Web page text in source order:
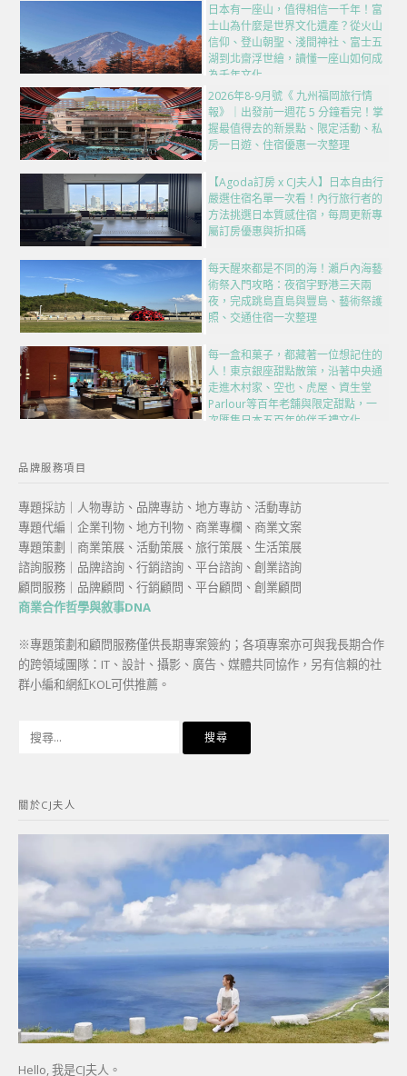
日本有一座山，值得相信一千年！富
士山為什麼是世界文化遺產？從火山
信仰、登山朝聖、淺間神社、富士五
湖到北齋浮世繪，讀懂一座山如何成
為千年文化
2026年8-9月號《 九州福岡旅行情
報》｜出發前一週花 5 分鐘看完！掌
握最值得去的新景點、限定活動、私
房一日遊、住宿優惠一次整理
【Agoda訂房 x CJ夫人】日本自由行
嚴選住宿名單一次看！內行旅行者的
方法挑選日本質感住宿，每周更新專
屬訂房優惠與折扣碼
每天醒來都是不同的海！瀨戶內海藝
術祭入門攻略：夜宿宇野港三天兩
夜，完成跳島直島與豐島、藝術祭護
照、交通住宿一次整理
每一盒和菓子，都藏著一位想記住的
人！東京銀座甜點散策，沿著中央通
走進木村家、空也、虎屋、資生堂
Parlour等百年老舖與限定甜點，一
次匯集日本五百年的伴手禮文化
品牌服務項目
專題採訪｜人物專訪、品牌專訪、地方專訪、活動專訪
專題代編｜企業刊物、地方刊物、商業專欄、商業文案
專題策劃｜商業策展、活動策展、旅行策展、生活策展
諮詢服務｜品牌諮詢、行銷諮詢、平台諮詢、創業諮詢
顧問服務｜品牌顧問、行銷顧問、平台顧問、創業顧問
商業合作哲學與敘事DNA
※專題策劃和顧問服務僅供長期專案簽約；各項專案亦可與我長期合作
的跨領域團隊：IT、設計、攝影、廣告、媒體共同協作，另有信賴的社
群小編和網紅KOL可供推薦。
字:
關於CJ夫人
Hello, 我是CJ夫人。